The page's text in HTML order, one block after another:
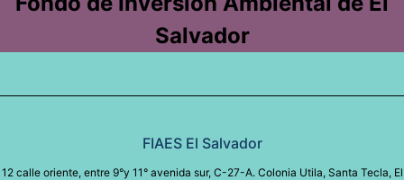
Salvador
FIAES El Salvador
12 calle oriente, entre 9°y 11° avenida sur, C-27-A. Colonia Utila, Santa Tecla, El